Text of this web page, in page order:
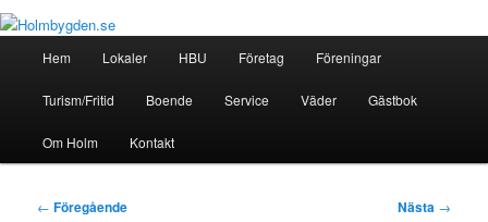
Hem Lokaler HBU Företag Föreningar
Turism/Fritid Boende Service Väder Gästbok
Om Holm Kontakt
Inläggsnavigering
← Föregående Nästa →